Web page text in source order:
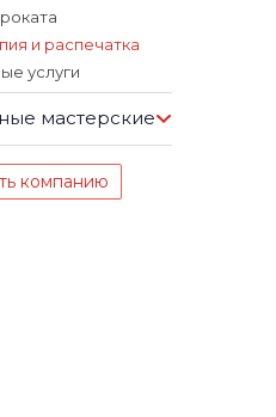
и распечатка
услуги
мастерские
компанию